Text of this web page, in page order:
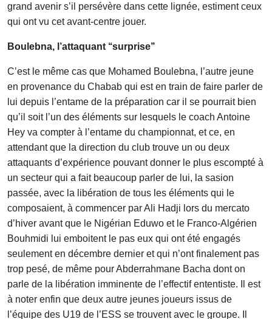
grand avenir s’il persévère dans cette lignée, estiment ceux
qui ont vu cet avant-centre jouer.
Boulebna, l’attaquant ‘‘surprise’’
C’est le même cas que Mohamed Boulebna, l’autre jeune
en provenance du Chabab qui est en train de faire parler de
lui depuis l’entame de la préparation car il se pourrait bien
qu’il soit l’un des éléments sur lesquels le coach Antoine
Hey va compter à l’entame du championnat, et ce, en
attendant que la direction du club trouve un ou deux
attaquants d’expérience pouvant donner le plus escompté à
un secteur qui a fait beaucoup parler de lui, la sasion
passée, avec la libération de tous les éléments qui le
composaient, à commencer par Ali Hadji lors du mercato
d’hiver avant que le Nigérian Eduwo et le Franco-Algérien
Bouhmidi lui emboitent le pas eux qui ont été engagés
seulement en décembre dernier et qui n’ont finalement pas
trop pesé, de même pour Abderrahmane Bacha dont on
parle de la libération imminente de l’effectif ententiste. Il est
à noter enfin que deux autre jeunes joueurs issus de
l’équipe des U19 de l’ESS se trouvent avec le groupe. Il